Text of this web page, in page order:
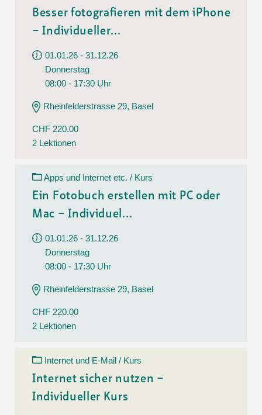
Besser fotografieren mit dem iPhone
– Individueller...
01.01.26 - 31.12.26
Donnerstag
08:00 - 17:30 Uhr
Rheinfelderstrasse 29, Basel
CHF 220.00
2 Lektionen
Apps und Internet etc. / Kurs
Ein Fotobuch erstellen mit PC oder
Mac – Individuel...
01.01.26 - 31.12.26
Donnerstag
08:00 - 17:30 Uhr
Rheinfelderstrasse 29, Basel
CHF 220.00
2 Lektionen
Internet und E-Mail / Kurs
Internet sicher nutzen –
Individueller Kurs